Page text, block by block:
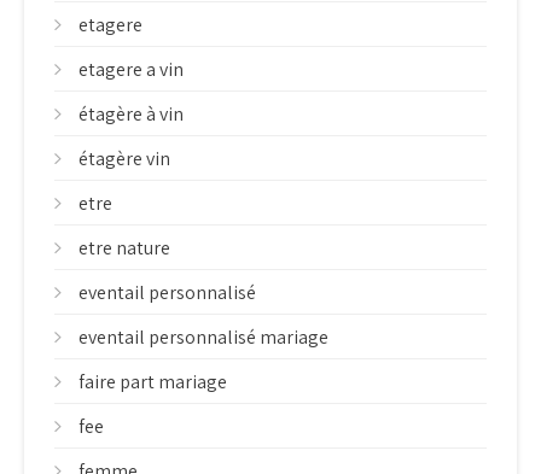
etagere
etagere a vin
étagère à vin
étagère vin
etre
etre nature
eventail personnalisé
eventail personnalisé mariage
faire part mariage
fee